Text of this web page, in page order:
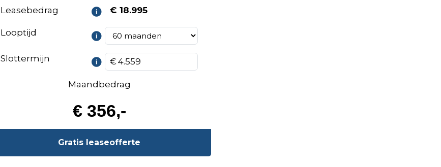
Leasebedrag € 18.995
Looptijd
Slottermijn
Maandbedrag
€ 356,-
Gratis leaseofferte